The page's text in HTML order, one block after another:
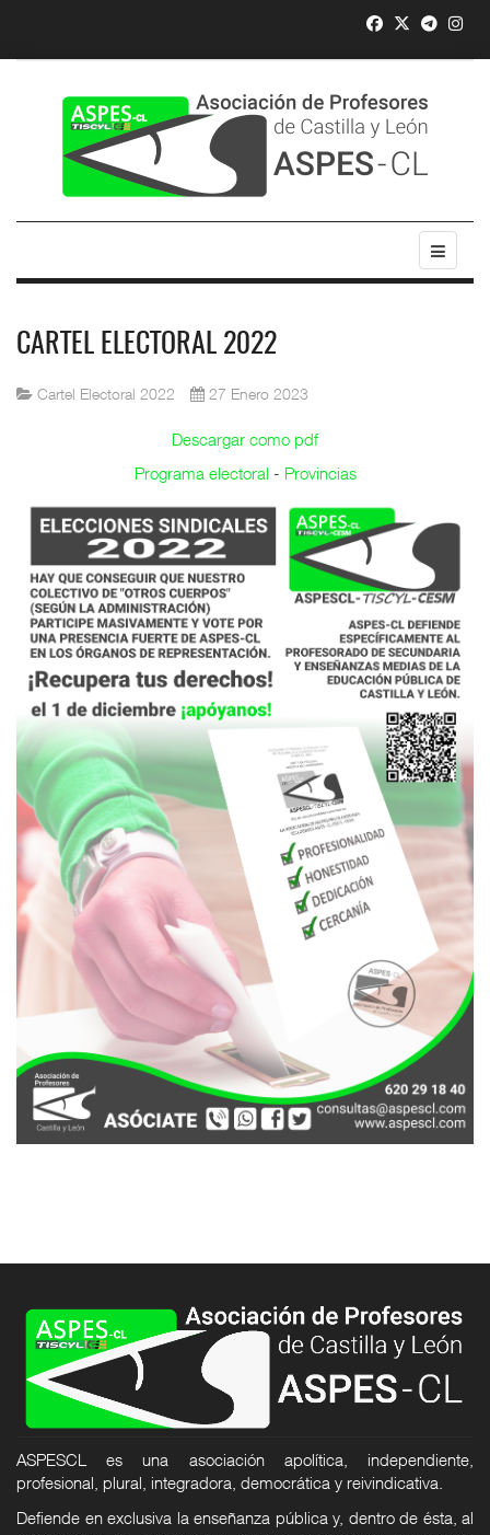
CARTEL ELECTORAL 2022
Cartel Electoral 2022 27 Enero 2023
Descargar como pdf
Programa electoral - Provincias
ASPESCL es una asociación apolítica, independiente,
profesional, plural, integradora, democrática y reivindicativa.
Defiende en exclusiva la enseñanza pública y, dentro de ésta, al